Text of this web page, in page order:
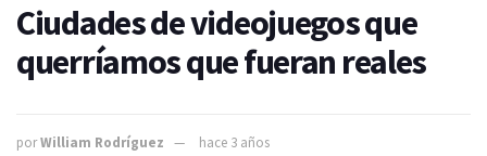
Ciudades de videojuegos que
querríamos que fueran reales
porWilliam Rodríguez
hace 3 años